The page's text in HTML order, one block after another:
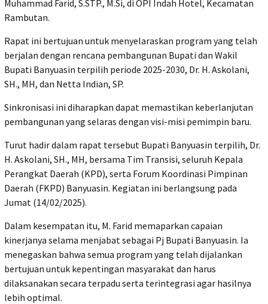
Muhammad Farid, S.STP., M.Si, di OPI Indah Hotel, Kecamatan
Rambutan.
Rapat ini bertujuan untuk menyelaraskan program yang telah
berjalan dengan rencana pembangunan Bupati dan Wakil
Bupati Banyuasin terpilih periode 2025-2030, Dr. H. Askolani,
SH., MH, dan Netta Indian, SP.
Sinkronisasi ini diharapkan dapat memastikan keberlanjutan
pembangunan yang selaras dengan visi-misi pemimpin baru.
Turut hadir dalam rapat tersebut Bupati Banyuasin terpilih, Dr.
H. Askolani, SH., MH, bersama Tim Transisi, seluruh Kepala
Perangkat Daerah (KPD), serta Forum Koordinasi Pimpinan
Daerah (FKPD) Banyuasin. Kegiatan ini berlangsung pada
Jumat (14/02/2025).
Dalam kesempatan itu, M. Farid memaparkan capaian
kinerjanya selama menjabat sebagai Pj Bupati Banyuasin. Ia
menegaskan bahwa semua program yang telah dijalankan
bertujuan untuk kepentingan masyarakat dan harus
dilaksanakan secara terpadu serta terintegrasi agar hasilnya
lebih optimal.